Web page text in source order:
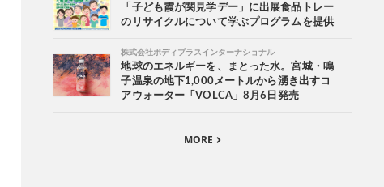
「子ども霞が関見学デー」に出展食品トレー
のリサイクルについて学ぶプログラムを提供
株式会社ボディプラスインターナショナル
地球のエネルギーを、まとった水。宮城・鳴
子温泉の地下1,000メートルから湧き出すコ
アウォーター「VOLCA」8月6日発売
MORE